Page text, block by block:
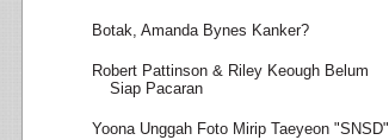
Botak, Amanda Bynes Kanker?
Robert Pattinson & Riley Keough Belum
Siap Pacaran
Yoona Unggah Foto Mirip Taeyeon "SNSD"